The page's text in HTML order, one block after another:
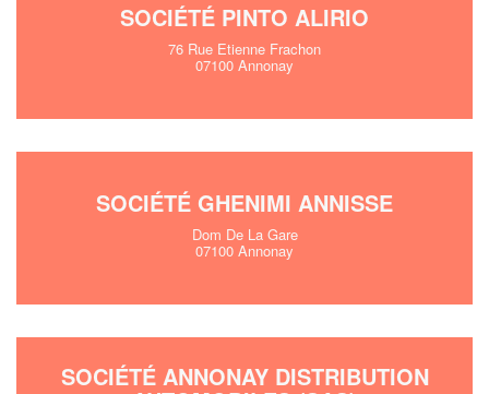
SOCIÉTÉ PINTO ALIRIO
76 Rue Etienne Frachon
07100 Annonay
SOCIÉTÉ GHENIMI ANNISSE
Dom De La Gare
07100 Annonay
SOCIÉTÉ ANNONAY DISTRIBUTION